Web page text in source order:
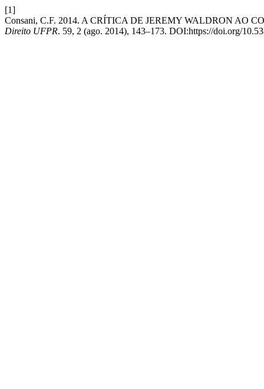
[1]
Consani, C.F. 2014. A CRÍTICA DE JEREMY WALDRON AO
Direito UFPR. 59, 2 (ago. 2014), 143–173. DOI:https://doi.org/